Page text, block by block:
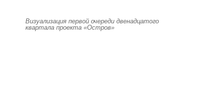
Визуализация первой очереди двенадцатого
квартала проекта «Остров»